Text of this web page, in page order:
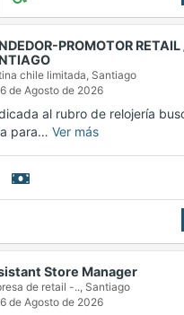
PROMOTOR
chile limitada, Santiago
de Agosto de 2026
al rubro de relojería
para… Ver más
Store Manager
de retail -.., Santiago
de Agosto de 2026